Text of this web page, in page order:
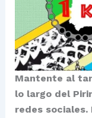
Mantente al
lo largo del
redes